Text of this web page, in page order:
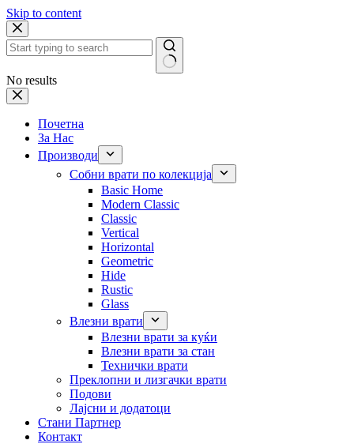
Skip to content
No results
Почетна
За Нас
Производи
Собни врати по колекција
Basic Home
Modern Classic
Classic
Vertical
Horizontal
Geometric
Hide
Rustic
Glass
Влезни врати
Влезни врати за куќи
Влезни врати за стан
Технички врати
Преклопни и лизгачки врати
Подови
Лајсни и додатоци
Стани Партнер
Контакт